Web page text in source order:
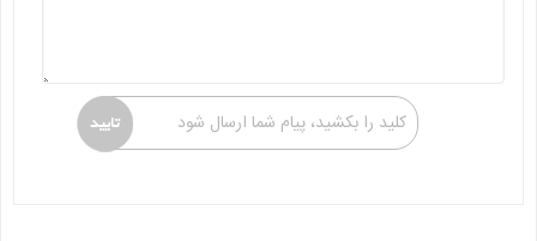
کلید را بکشید، پیام شما ارسال شود